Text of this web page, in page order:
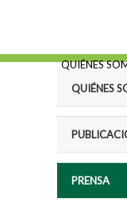
QUIÉNES
QUIÉNES
Fines
Estatutos
PRENSA